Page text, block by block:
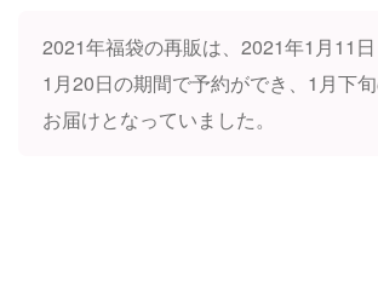
2021年福袋の再販は、2021年1月11日
1月20日の期間で予約ができ、1月下
お届けとなっていました。